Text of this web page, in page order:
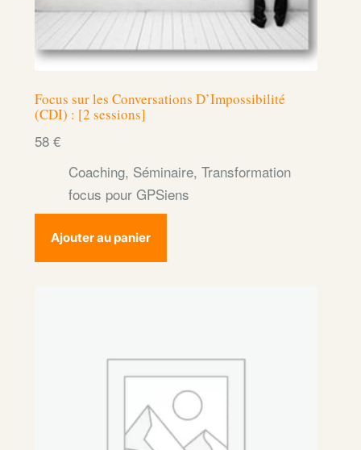
Focus sur les Conversations D’Impossibilité
(CDI) : [2 sessions]
58 €
Coaching, Séminaire, Transformation
focus pour GPSiens
Ajouter au panier